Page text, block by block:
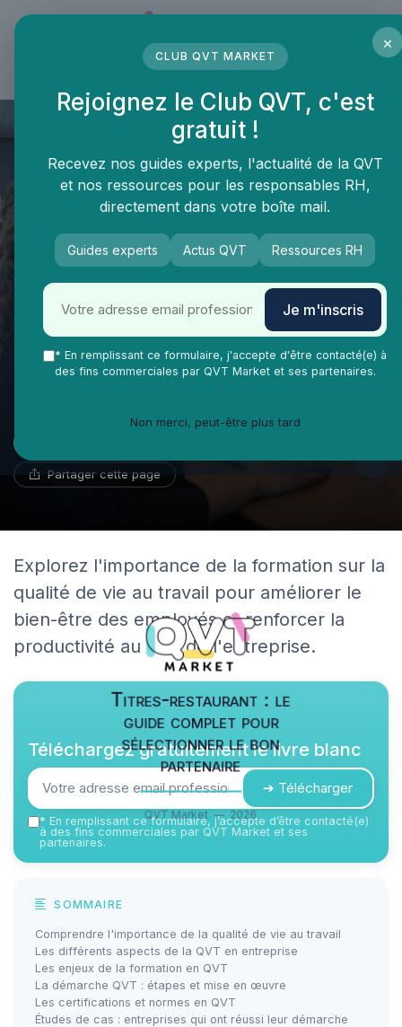
QVT Market Formation
Formation qualite de vie au
travail : améliorer le bien-être
Partager cette page
Explorez l'importance de la formation sur la
qualité de vie au travail pour améliorer le
bien-être des employés et renforcer la
productivité au sein de l'entreprise.
Titres-restaurant : le
guide complet pour
sélectionner le bon
partenaire
QVT Market — 2026
Téléchargez gratuitement le livre blanc
➔ Télécharger
* En remplissant ce formulaire, j’accepte d’être contacté(e)
à des fins commerciales par QVT Market et ses
partenaires.
SOMMAIRE
Comprendre l'importance de la qualité de vie au travail
Les différents aspects de la QVT en entreprise
Les enjeux de la formation en QVT
La démarche QVT : étapes et mise en œuvre
Les certifications et normes en QVT
Études de cas : entreprises qui ont réussi leur démarche
×
CLUB QVT MARKET
Rejoignez le Club QVT, c'est
gratuit !
Recevez nos guides experts, l'actualité de la QVT
et nos ressources pour les responsables RH,
directement dans votre boîte mail.
Guides experts Actus QVT Ressources RH
Je m'inscris
* En remplissant ce formulaire, j'accepte d'être contacté(e) à
des fins commerciales par QVT Market et ses partenaires.
Non merci, peut-être plus tard
Panneau de gestion des cookies